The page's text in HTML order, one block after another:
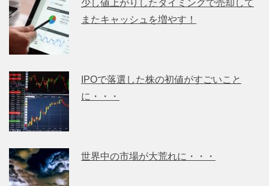
少し値上がりしたタイミングで売却して
またキャッシュを増やす！
IPOで落選した株の初値がすごいこと
に・・・
世界中の市場が大荒れに・・・